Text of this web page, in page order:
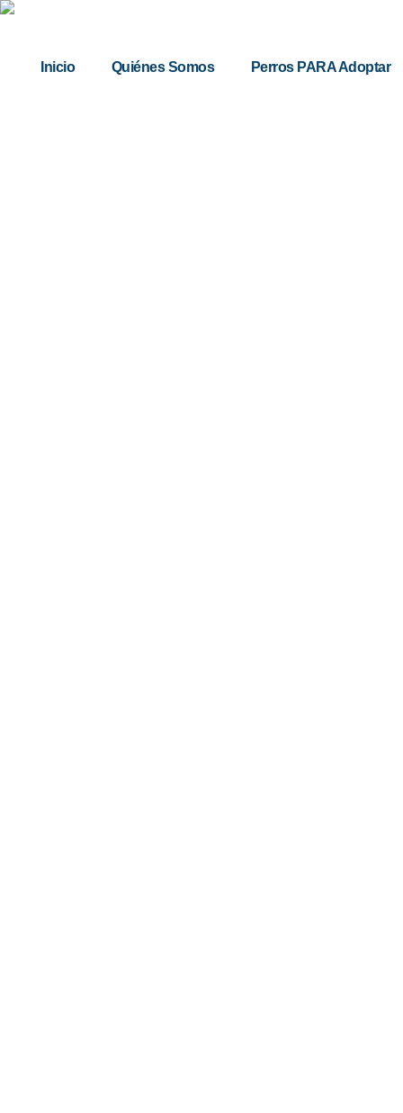
Inicio Quiénes Somos Perros PARA Adoptar